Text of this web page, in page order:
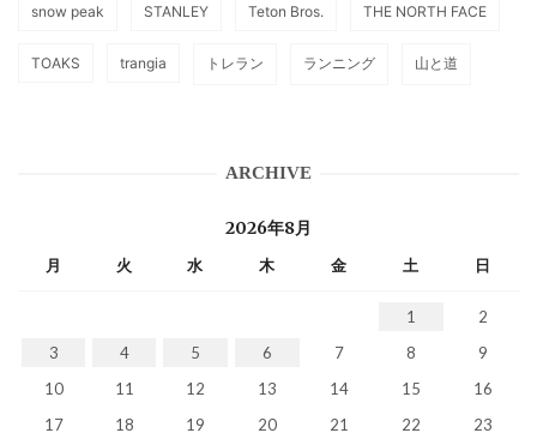
snow peak STANLEY Teton Bros. THE NORTH FACE
TOAKS trangia トレラン ランニング 山と道
ARCHIVE
2026年8月
月 火 水 木 金 土 日
1
2
3
4 5 6 7 8
9
10
11 12 13 14 15
16
17
18 19 20 21 22 23